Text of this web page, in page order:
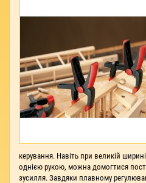
керування. Навіть при великій
однією рукою, можна домогтися
зусилля. Завдяки плавному